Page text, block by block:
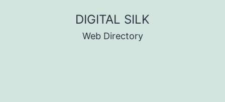
DIGITAL SILK
Web Directory